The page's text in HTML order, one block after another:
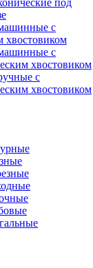
под
с
хвостовиком
с
хвостовиком
с
хвостовиком